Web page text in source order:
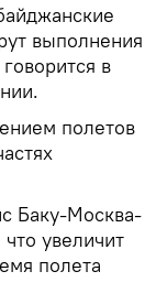
выполнения
в
полетов
Баку-Москва-
увеличит
полета